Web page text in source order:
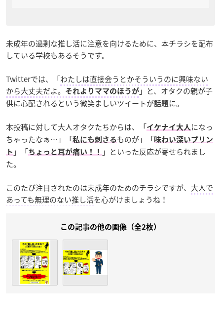
未成年の過剰な推し活に注意を向けるために、本チラシを配布
している学校もあるそうです。
Twitterでは、「わたしは直接会うとかそういうのに興味ない
から大丈夫だよ。
それよりママのほうが 」と、オタクの親が子
供に心配されるという微笑ましいツイートが話題に。
本投稿に対して大人オタクたちからは、「イケナイ大人 になっ
ちゃったなぁ…」「私にも刺さる ものが」「味わい深いプリン
ト 」「ちょっと耳が痛い！！
」といった反応が寄せられまし
た。
このたび注目されたのは未成年のためのチラシですが、 大人で
あっても無理のない推し活を心がけましょうね！
この記事の他の画像（全2枚）